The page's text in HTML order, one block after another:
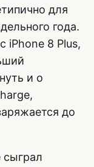
для
года.
iPhone 8 Plus,
и о
до
сыграл